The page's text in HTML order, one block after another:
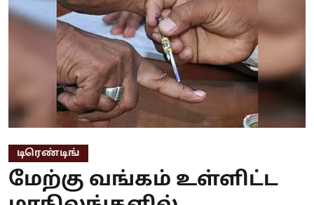
டிரெண்டிங்
மேற்கு வங்கம் உள்ளிட்ட